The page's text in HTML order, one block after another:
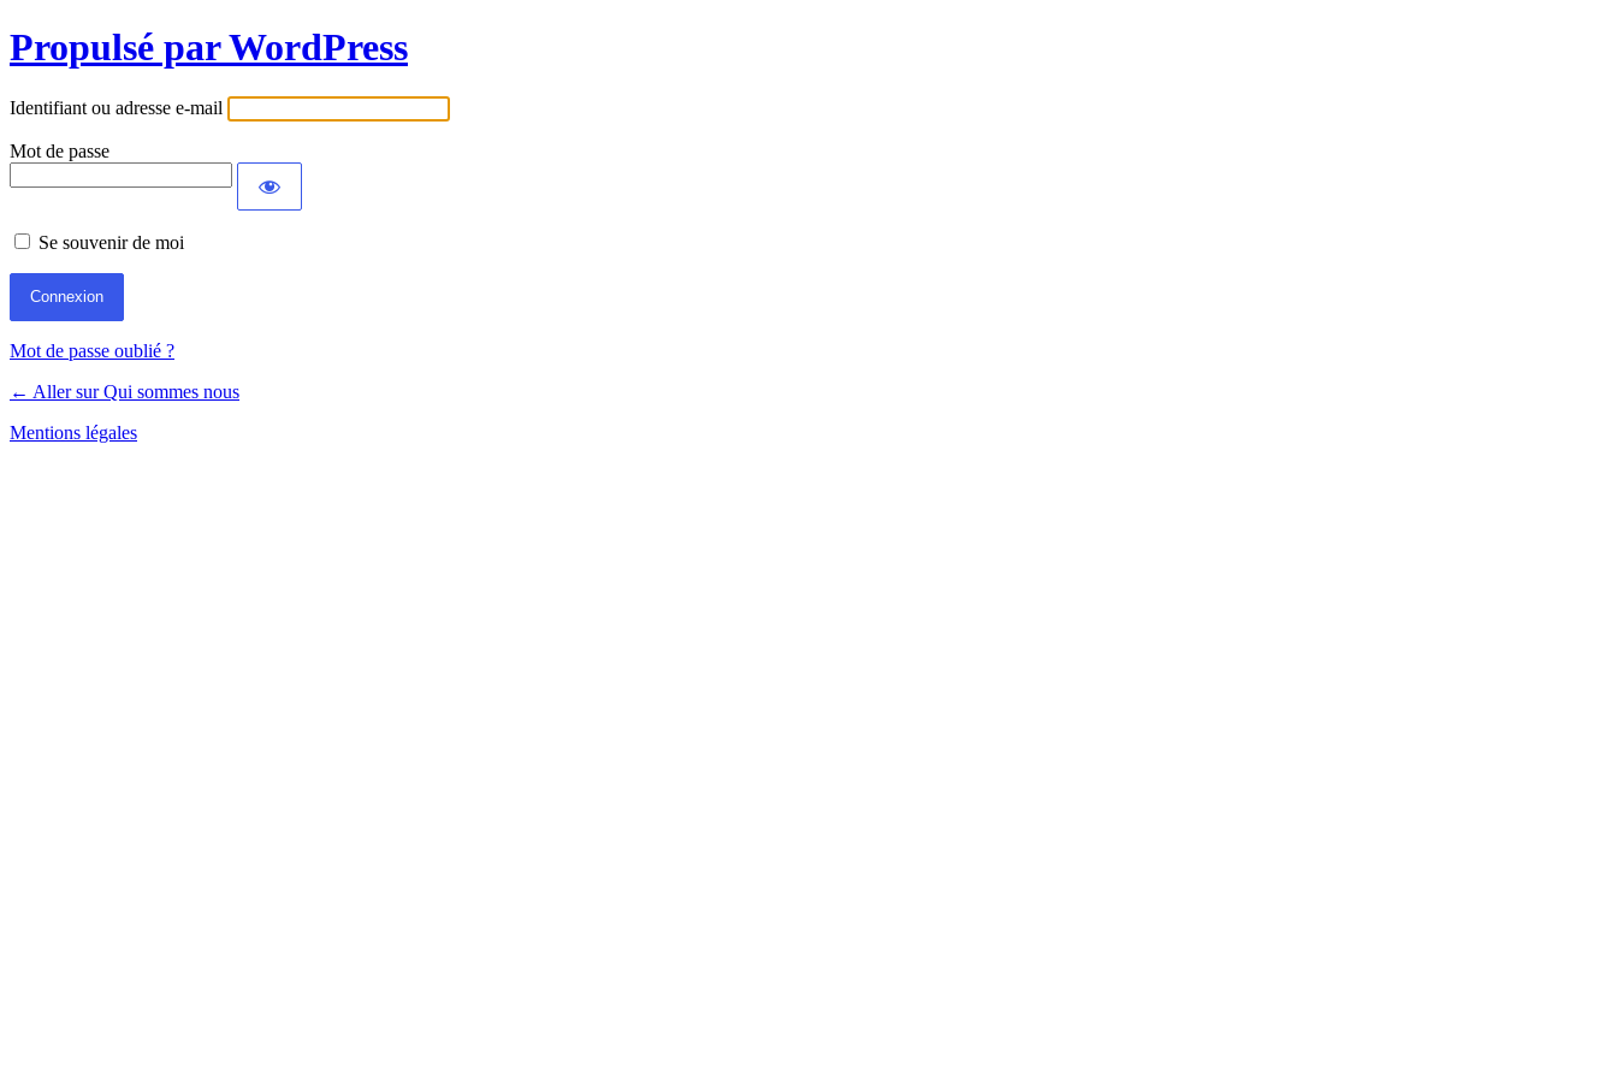
Propulsé par WordPress
Identifiant ou adresse e-mail
Mot de passe
Se souvenir de moi
Mot de passe oublié ?
← Aller sur Qui sommes nous
Mentions légales